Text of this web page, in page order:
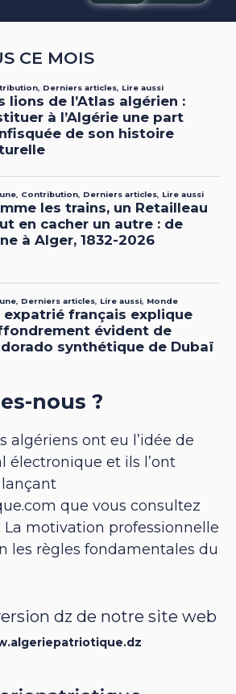
CE MOIS
nous ?
algériens ont eu l’idée de
électronique et ils l’ont
que vous consultez
motivation professionnelle
les règles fondamentales du
dz de notre site web